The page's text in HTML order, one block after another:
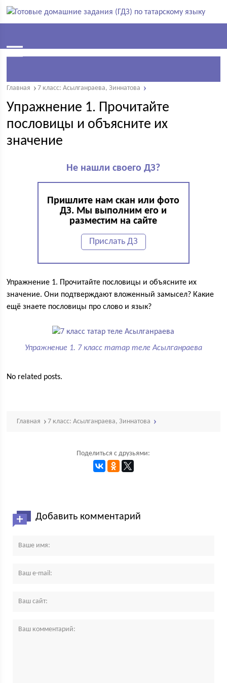
Главная 7 класс: Асылганраева, Зиннатова
Упражнение 1. Прочитайте
пословицы и объясните их
значение
Не нашли своего ДЗ?
Пришлите нам скан или фото
ДЗ. Мы выполним его и
разместим на сайте
Прислать ДЗ
Упражнение 1. Прочитайте пословицы и объясните их
значение. Они подтверждают вложенный замысел? Какие
ещё знаете пословицы про слово и язык?
Упражнение 1. 7 класс татар теле Асылганраева
No related posts.
Главная 7 класс: Асылганраева, Зиннатова
Поделиться с друзьями:
Добавить комментарий